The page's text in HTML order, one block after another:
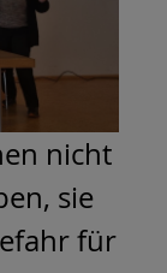
nicht
sie
für